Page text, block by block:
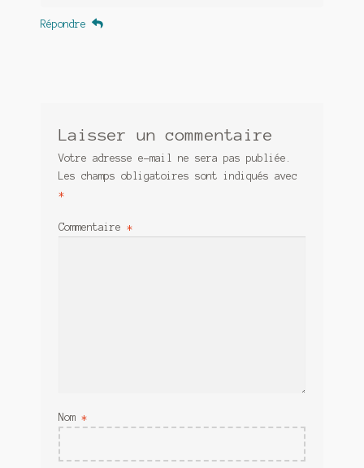
Répondre
Laisser un commentaire
Votre adresse e-mail ne sera pas publiée.
Les champs obligatoires sont indiqués avec
*
Commentaire *
Nom *